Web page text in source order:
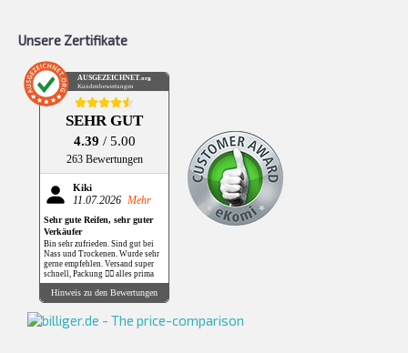
Unsere Zertifikate
AUSGEZEICHNET .org
Kundenbewertungen
SEHR GUT
4.39 / 5.00
263 Bewertungen
Kiki
11.07.2026 Mehr
Sehr gute Reifen, sehr guter
Verkäufer
Bin sehr zufrieden. Sind gut bei
Nass und Trockenen. Wurde sehr
gerne empfehlen. Versand super
schnell, Packung 👌🏻 alles prima
Hinweis zu den Bewertungen